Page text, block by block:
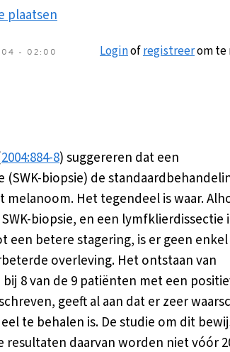
plaatsen
- 02:00 Loginofregistreerom te
2004:884-8) suggereren dat een
biopsie) de
melanoom. Het tegendeel is waar.
biopsie, en een lymfklierdissectie
een betere stagering, is er geen
overleving. Het ontstaan van
8 van de 9 patiënten met een
geeft al aan dat er zeer
te behalen is. De studie om dit
resultaten daarvan worden niet vóór